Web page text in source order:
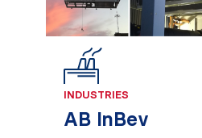
INDUSTRIES
AB InBev